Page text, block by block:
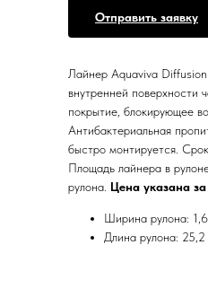
Отправить заявку
Лайнер Aquaviva
внутренней поверхности
покрытие, блокирующее
Антибактериальная
быстро монтируется.
Площадь лайнера в
рулона. Цена указана
Ширина рулона:
Длина рулона: